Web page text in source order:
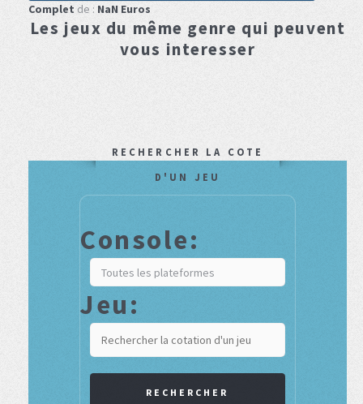
Complet de : NaN Euros
Les jeux du même genre qui peuvent
vous interesser
RECHERCHER LA COTE
D'UN JEU
Console:
Jeu:
RECHERCHER